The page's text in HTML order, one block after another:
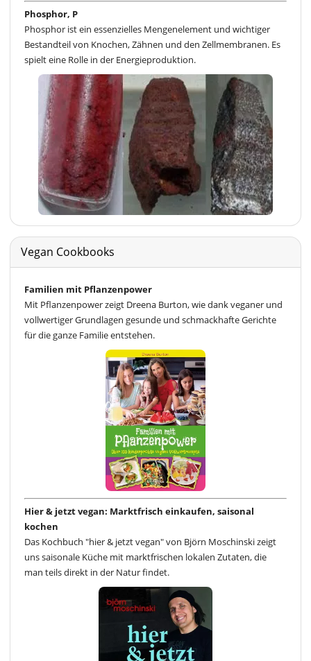
Phosphor, P
Phosphor ist ein essenzielles Mengenelement und wichtiger
Bestandteil von Knochen, Zähnen und den Zellmembranen. Es
spielt eine Rolle in der Energieproduktion.
Vegan Cookbooks
Familien mit Pflanzenpower
Mit Pflanzenpower zeigt Dreena Burton, wie dank veganer und
vollwertiger Grundlagen gesunde und schmackhafte Gerichte
für die ganze Familie entstehen.
Hier & jetzt vegan: Marktfrisch einkaufen, saisonal
kochen
Das Kochbuch "hier & jetzt vegan" von Björn Moschinski zeigt
uns saisonale Küche mit marktfrischen lokalen Zutaten, die
man teils direkt in der Natur findet.